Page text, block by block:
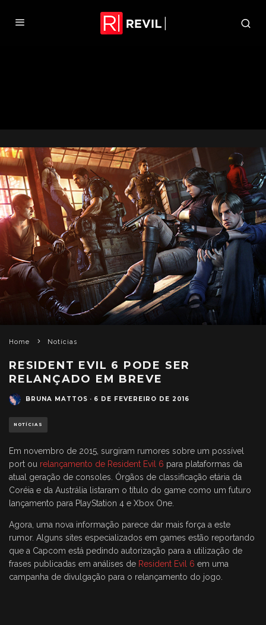
Home Notícias
RESIDENT EVIL 6 PODE SER
RELANÇADO EM BREVE
BRUNA MATTOS · 6 DE FEVEREIRO DE 2016
NOTÍCIAS
Em novembro de 2015, surgiram rumores sobre um possível
port ou relançamento de Resident Evil 6 para plataformas da
atual geração de consoles. Órgãos de classificação etária da
Coréia e da Austrália listaram o título do game como um futuro
lançamento para PlayStation 4 e Xbox One.
Agora, uma nova informação parece dar mais força a este
rumor. Alguns sites especializados em games estão reportando
que a Capcom está pedindo autorização para a utilização de
frases publicadas em análises de Resident Evil 6 em uma
campanha de divulgação para o relançamento do jogo.